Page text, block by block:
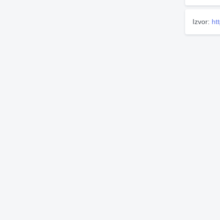
Izvor: